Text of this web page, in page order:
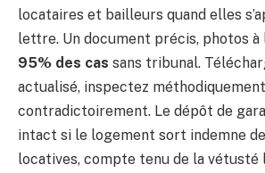
locataires et bailleurs quand elles
lettre. Un document précis, photos à
95% des cas sans tribunal.
actualisé, inspectez
contradictoirement. Le dépôt de
intact si le logement sort indemne
locatives, compte tenu de la vétusté